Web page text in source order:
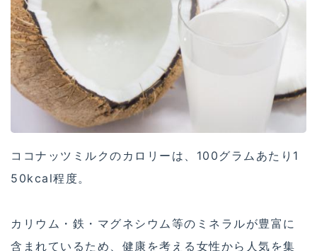
ココナッツミルクのカロリーは、100グラムあたり1
50kcal程度。
カリウム・鉄・マグネシウム等のミネラルが豊富に
含まれているため、健康を考える女性から人気を集